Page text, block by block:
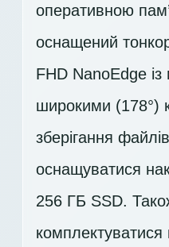
оперативною
оснащений
FHD NanoEdge
широкими (178°)
зберігання
оснащуватися
256 ГБ SSD.
комплектуватися